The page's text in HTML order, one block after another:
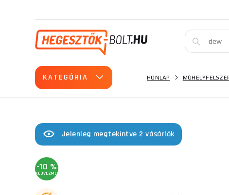
KATEGÓRIA HONLAP
Jelenleg megtekintve 2 vásárlók
-10 %
KEDVEZMÉNY